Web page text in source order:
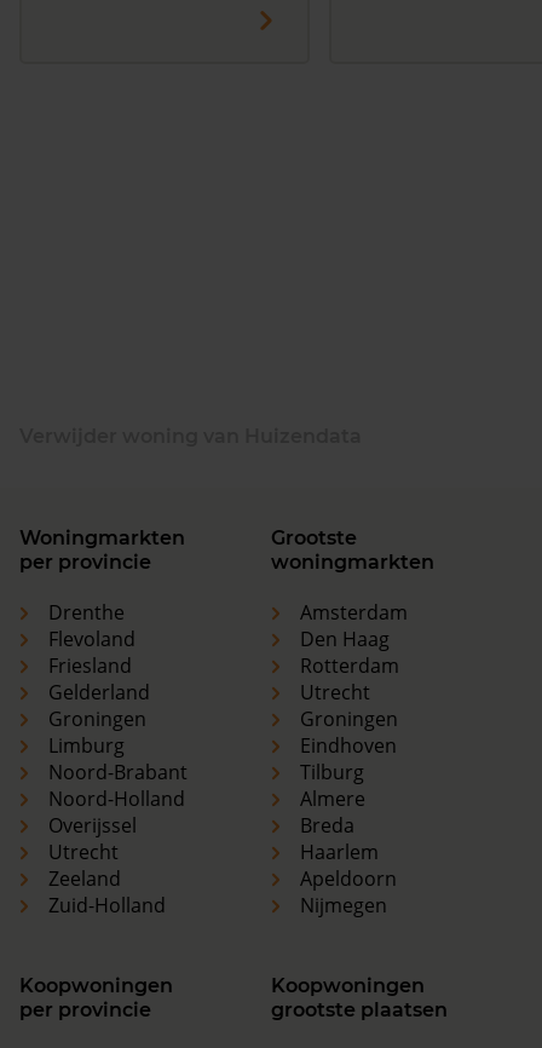
Woningmarkten
per provincie
Drenthe
Flevoland
Friesland
Gelderland
Groningen
Limburg
Noord-Brabant
Noord-Holland
Overijssel
Utrecht
Zeeland
Zuid-Holland
Grootste
woningmarkten
Amsterdam
Den Haag
Rotterdam
Utrecht
Groningen
Eindhoven
Tilburg
Almere
Breda
Haarlem
Apeldoorn
Nijmegen
Koopwoningen
per provincie
Koopwoningen
grootste plaatsen